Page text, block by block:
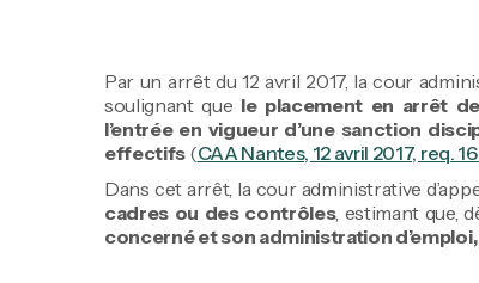
Par un arrêt du 12 avril 2017, la cour
soulignant que le placement en arrêt
l’entrée en vigueur d’une sanction
effectifs (CAA Nantes, 12 avril 2017, req.
Dans cet arrêt, la cour administrative
cadres ou des contrôles, estimant que,
concerné et son administration